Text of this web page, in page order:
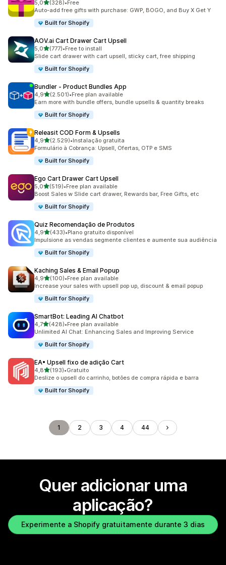
5,0de 5 estrelas
(328)
328 total de avaliações
•Free
Auto-add free gifts with purchase: GWP, BOGO, and Buy X Get Y
Built for Shopify
AOV.ai Cart Drawer Cart Upsell
5,0de 5 estrelas
(777)
777 total de avaliações
•Free to install
Slide cart drawer with cart upsell, sticky cart, free shipping
Built for Shopify
Bundler ‑ Product Bundles App
4,9de 5 estrelas
(2.501)
2501 total de avaliações
•Free plan available
Earn more with bundle offers, bundle upsells & quantity breaks
Built for Shopify
Releasit COD Form & Upsells
4,9de 5 estrelas
(2.529)
2529 total de avaliações
•Instalação gratuita
Formulário à Cobrança: Upsell, Ofertas, OTP e SMS
Built for Shopify
Ego Cart Drawer Cart Upsell
5,0de 5 estrelas
(519)
519 total de avaliações
•Free plan available
Boost Sales w Slide cart drawer, Rewards bar, Free Gifts, etc
Built for Shopify
Quiz Recomendação de Produtos
4,9de 5 estrelas
(433)
433 total de avaliações
•Plano gratuito disponível
Impulsione as vendas segmente clientes e aumente sua audiência
Built for Shopify
Kaching Sales & Email Popup
4,9de 5 estrelas
(100)
100 total de avaliações
•Free plan available
Increase your sales with upsell pop up, discount & email popup
Built for Shopify
SmartBot: Leading AI Chatbot
4,7de 5 estrelas
(428)
428 total de avaliações
•Free plan available
Unlimited AI Chat: Enhancing Sales and Improving Service
Built for Shopify
EA• Upsell fixo de adição Cart
4,8de 5 estrelas
(193)
193 total de avaliações
•Gratuito
Deslize o upsell do carrinho, botões de compra rápida e barra
Built for Shopify
1 2 3 4 44
Quer adicionar uma
aplicação?
Experimente a Shopify gratuitamente durante 3 dias